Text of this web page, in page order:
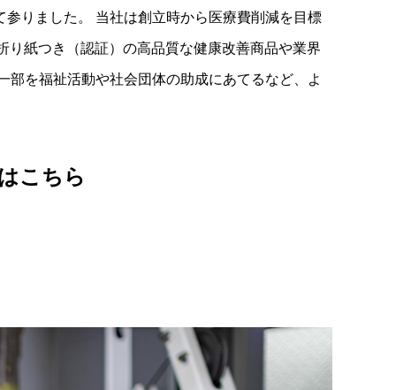
りました。 当社は創立時から医療費削減を目標
紙つき（認証）の高品質な健康改善商品や業界
を福祉活動や社会団体の助成にあてるなど、よ
こちら